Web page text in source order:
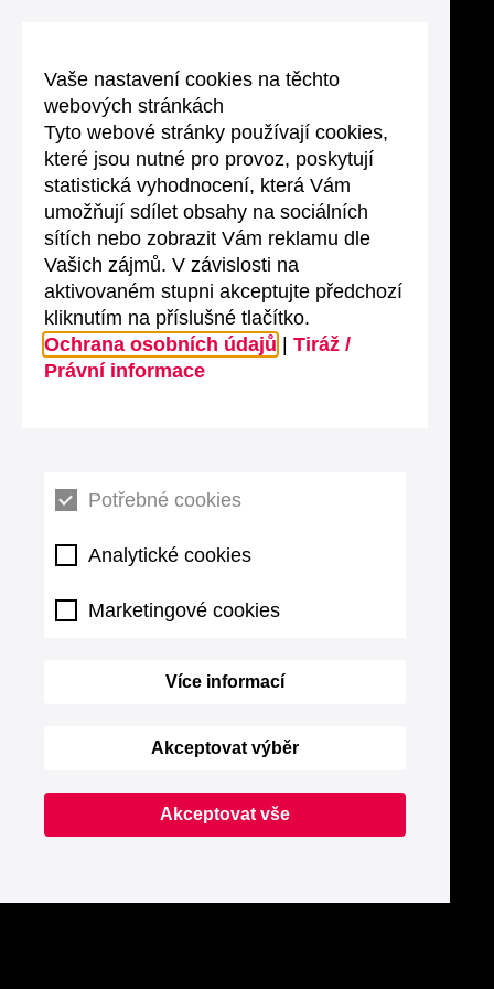
Vaše nastavení cookies na těchto
webových stránkách
Tyto webové stránky používají cookies,
které jsou nutné pro provoz, poskytují
statistická vyhodnocení, která Vám
umožňují sdílet obsahy na sociálních
sítích nebo zobrazit Vám reklamu dle
Vašich zájmů. V závislosti na
aktivovaném stupni akceptujte předchozí
kliknutím na příslušné tlačítko.
Ochrana osobních údajů
Tiráž /
Právní informace
Potřebné cookies
Analytické cookies
Marketingové cookies
Více informací
Akceptovat výběr
Akceptovat vše